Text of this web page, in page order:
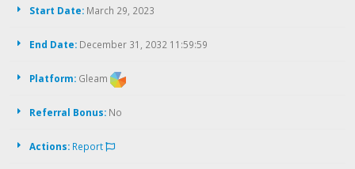
Start Date: March 29, 2023
End Date: December 31, 2032 11:59:59
Platform: Gleam
Referral Bonus: No
Actions: Report